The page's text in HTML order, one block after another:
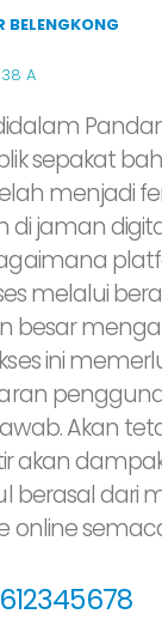
BELENGKONG
38 A
sepakat
menjadi
di jaman
melalui
besar
ini
Akan
akan
berasal dari